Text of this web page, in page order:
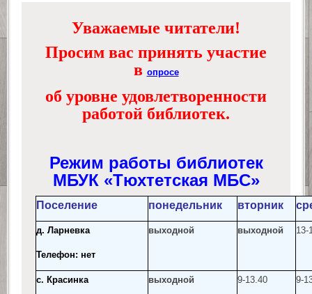
Уважаемые читатели!
Просим вас принять участие
в опросе
об уровне удовлетворенности
работой библиотек.
Режим работы библиотек
МБУК «Тюхтетская МБС»
Поселение понедельник вторник
д. Ларневка
Телефон: нет
выходной выходной 13-
с. Красинка выходной 9-13.40 9-